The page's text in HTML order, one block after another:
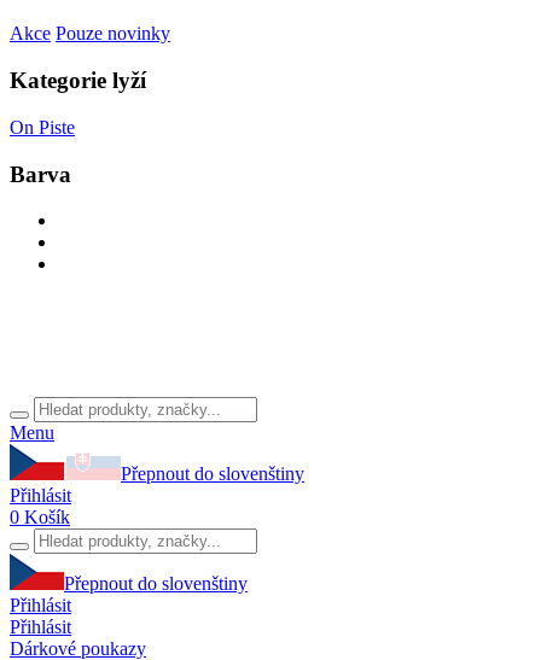
Akce Pouze novinky
Kategorie lyží
On Piste
Barva
Menu
Přepnout do slovenštiny
Přihlásit
0 Košík
Přepnout do slovenštiny
Přihlásit
Přihlásit
Dárkové poukazy